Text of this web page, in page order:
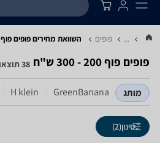
... פופים השוואת מחירים פופים ‏פוף ‏200 - 300 ‏ש"ח
פופים ‏פוף ‏200 - 300 ‏ש"ח 38 תוצאות
מותג GreenBanana
H klein
סינון(2)